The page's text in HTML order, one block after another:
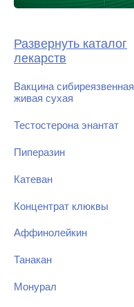
Развернуть каталог
лекарств
Вакцина сибиреязвенная
живая сухая
Тестостерона энантат
Пиперазин
Катеван
Концентрат клюквы
Аффинолейкин
Танакан
Монурал